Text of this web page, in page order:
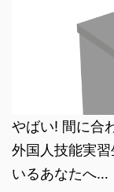
やばい! 間に合
外国人技能実
いるあなたへ…